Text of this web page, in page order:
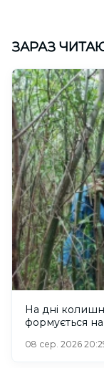
ЗАРАЗ
На дні
формується
08 сер. 2026